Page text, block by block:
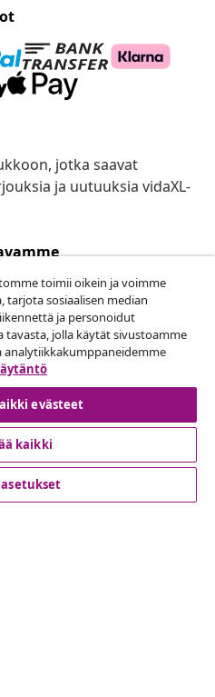
jotka saavat
ja uutuuksia vidaXL-
tilaus
toimii oikein ja voimme
tarjota sosiaalisen median
ja personoidut
tavasta, jolla käytät sivustoamme
analytiikkakumppaneidemme
evästeet
kaikki